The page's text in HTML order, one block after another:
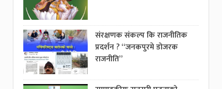
संरक्षणक संकल्प कि राजनीतिक
प्रदर्शन ? “जनकपुरमे डोजरक
राजनीति”